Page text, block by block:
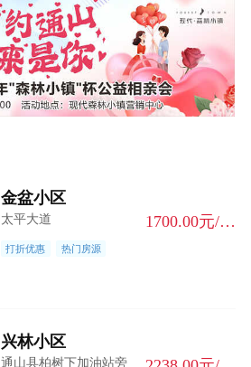
金盆小区
太平大道 1700.00元/m²
打折优惠 热门房源
兴林小区
通山县柏树下加油站旁